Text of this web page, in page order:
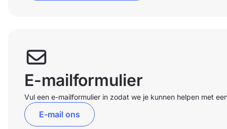
E-mailformulier
Vul een e-mailformulier in zodat we je kunnen helpen met
E-mail ons